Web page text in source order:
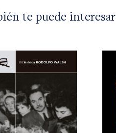
te puede interesar